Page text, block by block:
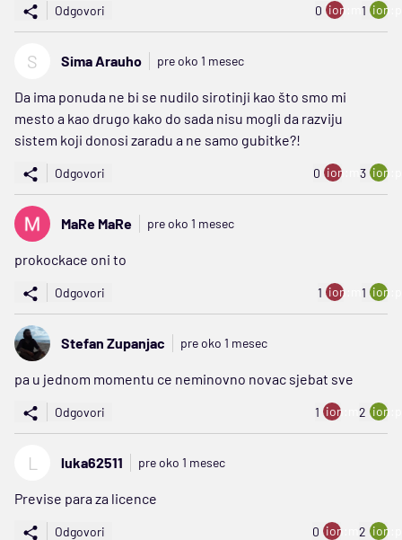
Odgovori 0 ion:minus
1
S Sima Arauho pre oko 1 mesec
Da ima ponuda ne bi se nudilo sirotinji kao što smo mi
mesto a kao drugo kako do sada nisu mogli da razviju
sistem koji donosi zaradu a ne samo gubitke?!
Odgovori 0 ion:minus
3
MaRe MaRe pre oko 1 mesec
prokockace oni to
Odgovori 1 ion:minus
1
Stefan Zupanjac pre oko 1 mesec
pa u jednom momentu ce neminovno novac sjebat sve
Odgovori 1 ion:minus
2
L luka62511 pre oko 1 mesec
Previse para za licence
Odgovori 0 ion:minus
2